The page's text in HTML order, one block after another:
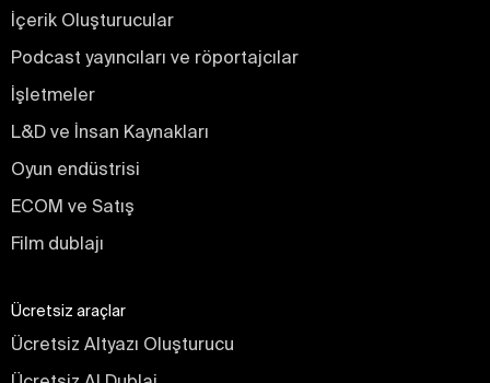
İçerik Oluşturucular
Podcast yayıncıları ve röportajcılar
İşletmeler
L&D ve İnsan Kaynakları
Oyun endüstrisi
ECOM ve Satış
Film dublajı
Ücretsiz araçlar
Ücretsiz Altyazı Oluşturucu